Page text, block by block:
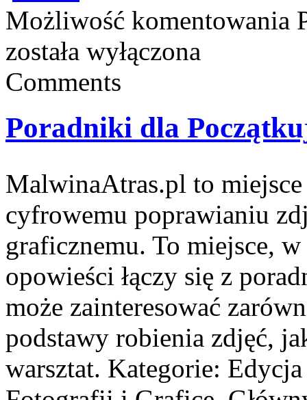
Możliwość komentowania
została wyłączona
Comments
Poradniki dla
MalwinaAtras.pl to
cyfrowemu poprawianiu
graficznemu. To miejsce,
opowieści łączy się z
może zainteresować
podstawy robienia zdjęć,
warsztat. Kategorie: